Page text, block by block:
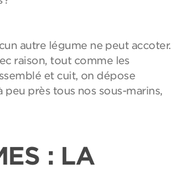
autre légume ne peut accoter.
raison, tout comme les
et cuit, on dépose
peu près tous nos sous-marins,
: LA